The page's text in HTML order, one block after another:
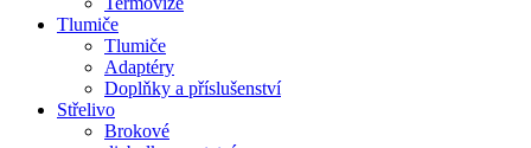
Tlumiče
Tlumiče
Adaptéry
Doplňky a příslušenství
Střelivo
Brokové